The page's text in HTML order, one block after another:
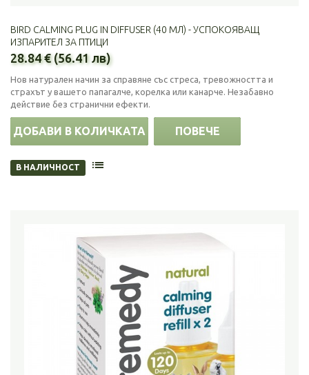
BIRD CALMING PLUG IN DIFFUSER (40 МЛ) - УСПОКОЯВАЩ
ИЗПАРИТЕЛ ЗА ПТИЦИ
28.84 € (56.41 лв)
Нов натурален начин за справяне със стреса, тревожността и
страхът у вашето папагалче, корелка или канарче. Незабавно
действие без странични ефекти.
ДОБАВИ В КОЛИЧКАТА ПОВЕЧЕ
В НАЛИЧНОСТ